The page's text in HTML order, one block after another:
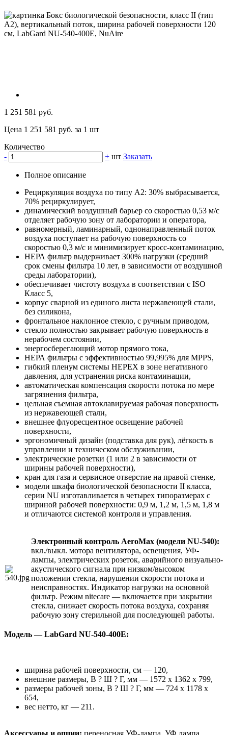
1 251 581 руб.
Цена 1 251 581 руб. за 1 шт
Количество
-
+ шт Заказать
Полное описание
Рециркуляция воздуха по типу А2: 30% выбрасывается,
70% рециркулирует,
динамический воздушный барьер со скоростью 0,53 м/с
отделяет рабочую зону от лаборатории и оператора,
равномерный, ламинарный, однонаправленный поток
воздуха поступает на рабочую поверхность со
скоростью 0,3 м/с и минимизирует кросс-контаминацию,
НЕРА фильтр выдерживает 300% нагрузки (средний
срок смены фильтра 10 лет, в зависимости от воздушной
среды лаборатории),
обеспечивает чистоту воздуха в соответствии с ISO
Класс 5,
корпус сварной из единого листа нержавеющей стали,
без силикона,
фронтальное наклонное стекло, с ручным приводом,
стекло полностью закрывает рабочую поверхность в
нерабочем состоянии,
энергосберегающий мотор прямого тока,
НЕРА фильтры с эффективностью 99,995% для MPPS,
гибкий пленум системы НЕРЕХ в зоне негативного
давления, для устранения риска контаминации,
автоматическая компенсация скорости потока по мере
загрязнения фильтра,
цельная съемная автоклавируемая рабочая поверхность
из нержавеющей стали,
внешнее флуоресцентное освещение рабочей
поверхности,
эргономичный дизайн (подставка для рук), лёгкость в
управлении и техническом обслуживании,
электрические розетки (1 или 2 в зависимости от
ширины рабочей поверхности),
кран для газа и сервисное отверстие на правой стенке,
модели шкафа биологической безопасности II класса,
серии NU изготавливается в четырех типоразмерах с
шириной рабочей поверхности: 0,9 м, 1,2 м, 1,5 м, 1,8 м
и отличаются системой контроля и управления.
Электронный контроль AeroMax (модели NU-540):
вкл./выкл. мотора вентилятора, освещения, УФ-
лампы, электрических розеток, аварийного визуально-
акустического сигнала при низком/высоком
положении стекла, нарушении скорости потока и
неисправностях. Индикатор нагрузки на основной
фильтр. Режим nitecare — включается при закрытии
стекла, снижает скорость потока воздуха, сохраняя
рабочую зону стерильной для последующей работы.
Модель — LabGard NU-540-400E:
ширина рабочей поверхности, см — 120,
внешние размеры, В ? Ш ? Г, мм — 1572 х 1362 х 799,
размеры рабочей зоны, В ? Ш ? Г, мм — 724 х 1178 х
654,
вес нетто, кг — 211.